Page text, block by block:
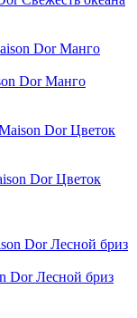
Dor Манго
Dor Цветок
Dor Лесной бриз